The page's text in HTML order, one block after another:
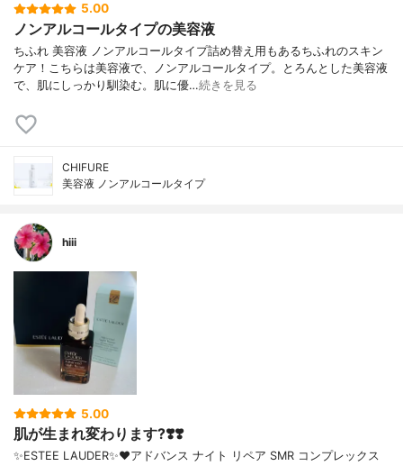
5.00
ノンアルコールタイプの美容液
ちふれ 美容液 ノンアルコールタイプ詰め替え用もあるちふれのスキン
ケア！こちらは美容液で、ノンアルコールタイプ。とろんとした美容液
で、肌にしっかり馴染む。肌に優…続きを見る
CHIFURE
美容液 ノンアルコールタイプ
hiii
5.00
肌が生まれ変わります?❣️❣️
✨ESTEE LAUDER✨❤︎アドバンス ナイト リペア SMR コンプレックス